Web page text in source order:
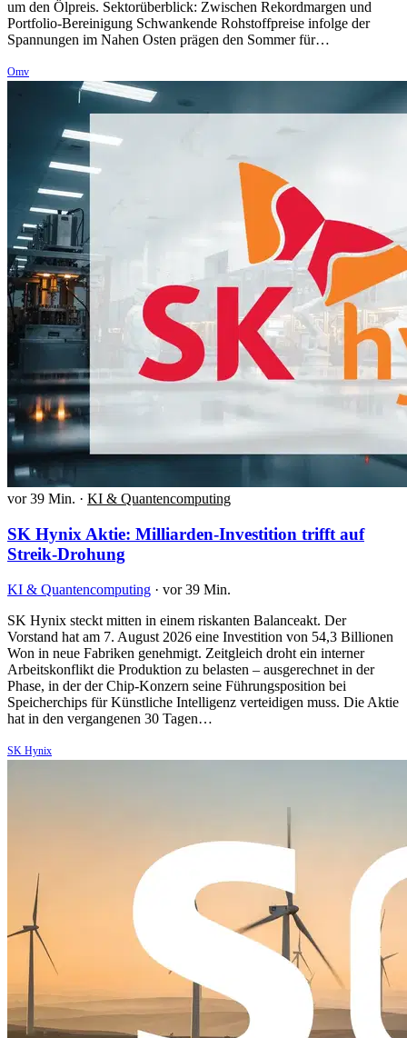
um den Ölpreis. Sektorüberblick: Zwischen Rekordmargen und
Portfolio-Bereinigung Schwankende Rohstoffpreise infolge der
Spannungen im Nahen Osten prägen den Sommer für…
Omv
vor 39 Min. · KI & Quantencomputing
SK Hynix Aktie: Milliarden-Investition trifft auf
Streik-Drohung
KI & Quantencomputing · vor 39 Min.
SK Hynix steckt mitten in einem riskanten Balanceakt. Der
Vorstand hat am 7. August 2026 eine Investition von 54,3 Billionen
Won in neue Fabriken genehmigt. Zeitgleich droht ein interner
Arbeitskonflikt die Produktion zu belasten – ausgerechnet in der
Phase, in der der Chip-Konzern seine Führungsposition bei
Speicherchips für Künstliche Intelligenz verteidigen muss. Die Aktie
hat in den vergangenen 30 Tagen…
SK Hynix